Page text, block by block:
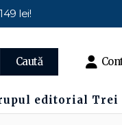
lei!
Caută
editorial Trei